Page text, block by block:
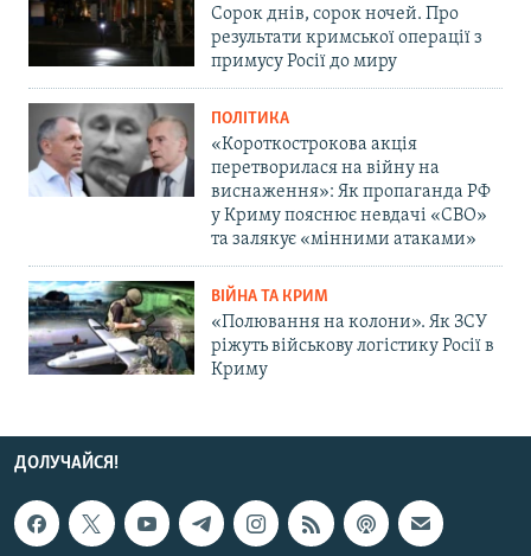
Сорок днів, сорок ночей. Про
результати кримської операції з
примусу Росії до миру
ПОЛІТИКА
«Короткострокова акція
перетворилася на війну на
виснаження»: Як пропаганда РФ
у Криму пояснює невдачі «СВО»
та залякує «мінними атаками»
ВІЙНА ТА КРИМ
«Полювання на колони». Як ЗСУ
ріжуть військову логістику Росії в
Криму
ДОЛУЧАЙСЯ!